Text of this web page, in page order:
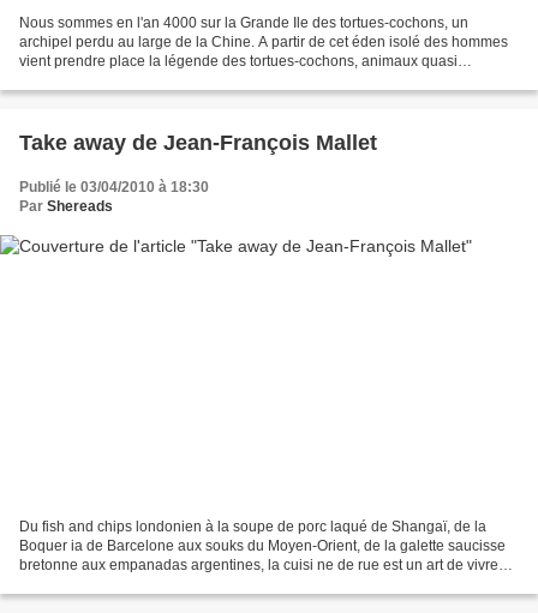
Nous sommes en l'an 4000 sur la Grande Ile des tortues-cochons, un
archipel perdu au large de la Chine. A partir de cet éden isolé des hommes
vient prendre place la légende des tortues-cochons, animaux quasi
Take away de Jean-François Mallet
Publié le 03/04/2010 à 18:30
Par Shereads
Du fish and chips londonien à la soupe de porc laqué de Shangaï, de la
Boquer ia de Barcelone aux souks du Moyen-Orient, de la galette saucisse
bretonne aux empanadas argentines, la cuisi ne de rue est un art de vivre